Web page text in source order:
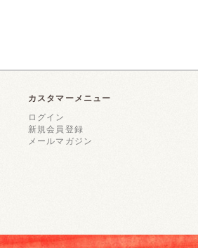
カスタマーメニュー
ログイン
新規会員登録
メールマガジン